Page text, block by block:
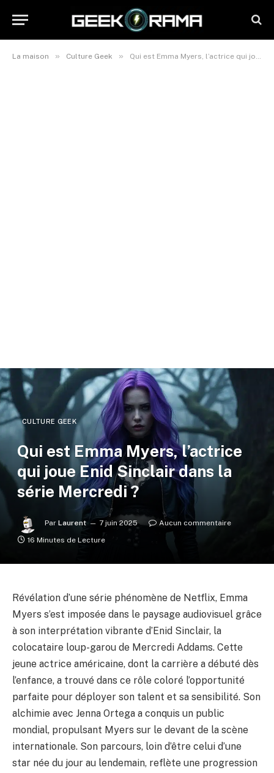
La maison » Culture Geek » Qui est Emma Myers, l’actrice qui joue Enid Sinclair dans la série Mercredi ?
CULTURE GEEK
Qui est Emma Myers, l’actrice
qui joue Enid Sinclair dans la
série Mercredi ?
Par Laurent 7 juin 2025
Aucun commentaire
16 Minutes de Lecture
Révélation d’une série phénomène de Netflix, Emma
Myers s’est imposée dans le paysage audiovisuel grâce
à son interprétation vibrante d’Enid Sinclair, la
colocataire loup-garou de Mercredi Addams. Cette
jeune actrice américaine, dont la carrière a débuté dès
l’enfance, a trouvé dans ce rôle coloré l’opportunité
parfaite pour déployer son talent et sa sensibilité. Son
alchimie avec Jenna Ortega a conquis un public
mondial, propulsant Myers sur le devant de la scène
internationale. Son parcours, loin d’être celui d’une
star née du jour au lendemain, reflète une progression